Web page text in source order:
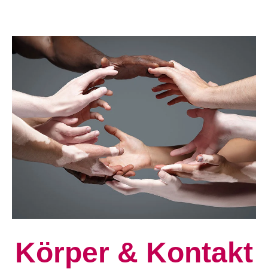
Körper & Kontakt